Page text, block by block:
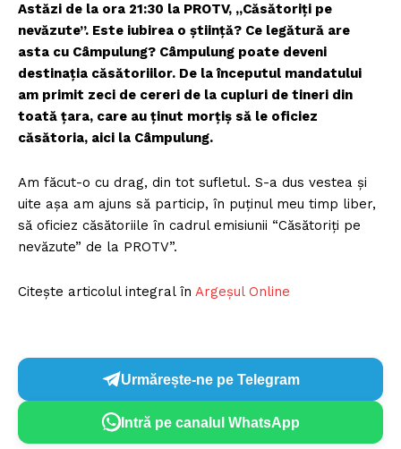
Astăzi de la ora 21:30 la PROTV, „Căsătoriţi pe
nevăzute”. Este iubirea o știință? Ce legătură are
asta cu Câmpulung? Câmpulung poate deveni
destinația căsătoriilor. De la începutul mandatului
am primit zeci de cereri de la cupluri de tineri din
toată țara, care au ținut morțiș să le oficiez
căsătoria, aici la Câmpulung.
Am făcut-o cu drag, din tot sufletul. S-a dus vestea și
uite așa am ajuns să particip, în puținul meu timp liber,
să oficiez căsătoriile în cadrul emisiunii “Căsătoriți pe
nevăzute” de la PROTV”.
Citește articolul integral în Argeșul Online
Urmărește-ne pe Telegram
Intră pe canalul WhatsApp